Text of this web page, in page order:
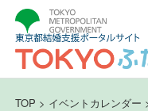
TOP > イベントカレンダー